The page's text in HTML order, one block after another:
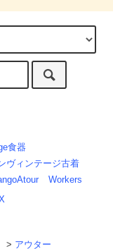
食器
ヴィンテージ古着
Workers
> アウター